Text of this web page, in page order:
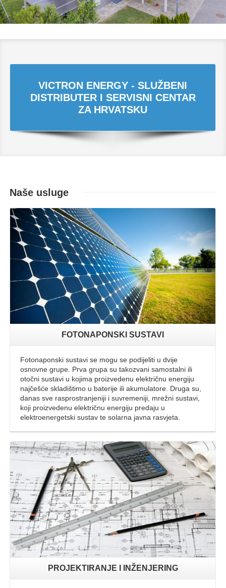
VICTRON ENERGY - SLUŽBENI
DISTRIBUTER I SERVISNI CENTAR
ZA HRVATSKU
Naše usluge
Opširnije
FOTONAPONSKI SUSTAVI
Fotonaponski sustavi se mogu se podijeliti u dvije
osnovne grupe. Prva grupa su takozvani samostalni ili
otočni sustavi u kojima proizvedenu električnu energiju
najčešće skladištimo u baterije ili akumulatore. Druga su,
danas sve rasprostranjeniji i suvremeniji, mrežni sustavi,
koji proizvedenu električnu energiju predaju u
elektroenergetski sustav te solarna javna rasvjeta.
Opširnije
PROJEKTIRANJE I INŽENJERING